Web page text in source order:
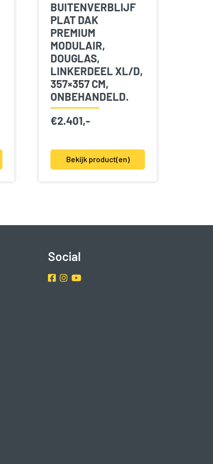
BUITENVERBLIJF
PLAT DAK
PREMIUM
MODULAIR,
DOUGLAS,
LINKERDEEL XL/D,
357×357 CM,
ONBEHANDELD.
€2.401,-
Bekijk product(en)
Social
Facebook
Instragram
Youtube